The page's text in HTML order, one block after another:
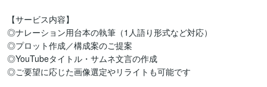
【サービス内容】
◎ナレーション用台本の執筆（1人語り形式など対応）
◎プロット作成／構成案のご提案
◎YouTubeタイトル・サムネ文言の作成
◎ご要望に応じた画像選定やリライトも可能です